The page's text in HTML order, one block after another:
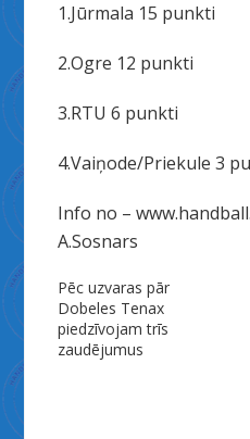
1.Jūrmala 15 punkti
2.Ogre 12 punkti
3.RTU 6 punkti
4.Vaiņode/Priekule 3
Info no –
A.Sosnars
Ziņu
izvēlne
Pēc uzvaras pār
Dobeles Tenax
piedzīvojam trīs
zaudējumus